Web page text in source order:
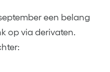
een belang
op via derivaten.